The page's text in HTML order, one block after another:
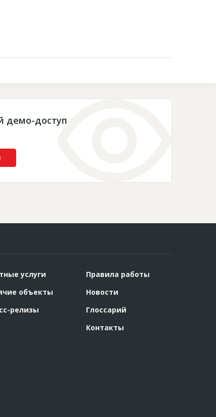
демо-доступ
услуги
объекты
релизы
Правила работы
Новости
Глоссарий
Контакты